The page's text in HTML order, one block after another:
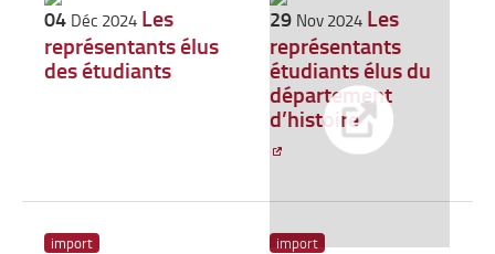
04 Déc 2024 Les
représentants élus
des étudiants
29 Nov 2024 Les
représentants
étudiants élus du
département
d’histoire
import import